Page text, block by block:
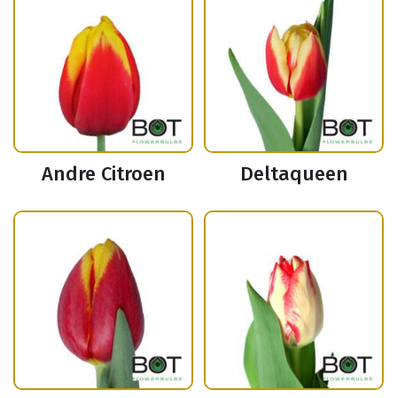
Andre Citroen Deltaqueen